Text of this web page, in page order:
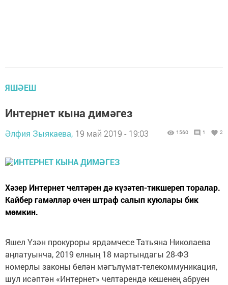
ЯШӘЕШ
Интернет кына димәгез
Әлфия Зыякаева, 19 май 2019 - 19:03 1560 1 2
Хәзер Интернет челтәрен дә күзәтеп-тикшереп торалар.
Кайбер гамәлләр өчен штраф салып куюлары бик
мөмкин.
Яшел Үзән прокуроры ярдәмчесе Татьяна Николаева
аңлатуынча, 2019 елның 18 мартындагы 28-ФЗ
номерлы законы белән мәгълүмат-телекоммуникация,
шул исәптән «Интернет» челтәрендә кешенең абруен